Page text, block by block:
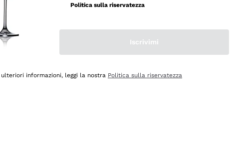
Politica sulla riservatezza
Iscrivimi
ulteriori informazioni, leggi la nostra Politica sulla riservatezza